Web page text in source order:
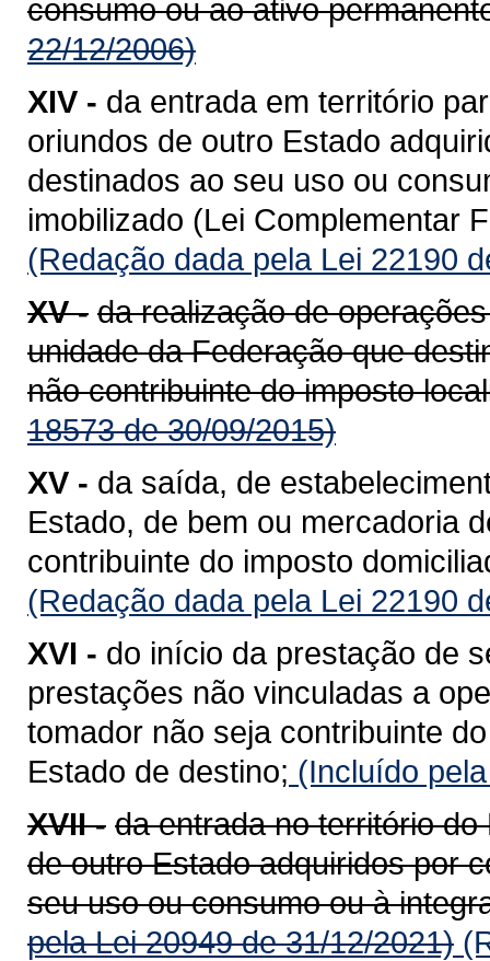
consumo ou ao ativo
22/12/2006)
XIV - da entrada em território
oriundos de outro Estado
destinados ao seu uso ou
imobilizado (Lei Complementar
(Redação dada pela Lei 22190
XV - da realização de
unidade da Federação que
não contribuinte do imposto
18573 de 30/09/2015)
XV - da saída, de
Estado, de bem ou mercadoria
contribuinte do imposto
(Redação dada pela Lei 22190
XVI - do início da prestação de
prestações não vinculadas a
tomador não seja contribuinte
Estado de destino; (Incluído
XVII - da entrada no território
de outro Estado adquiridos por
seu uso ou consumo ou à
pela Lei 20949 de 31/12/2021)